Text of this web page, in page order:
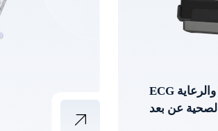
ECG وحلول مراقبة المريض والرعاية
الصحية عن بعد